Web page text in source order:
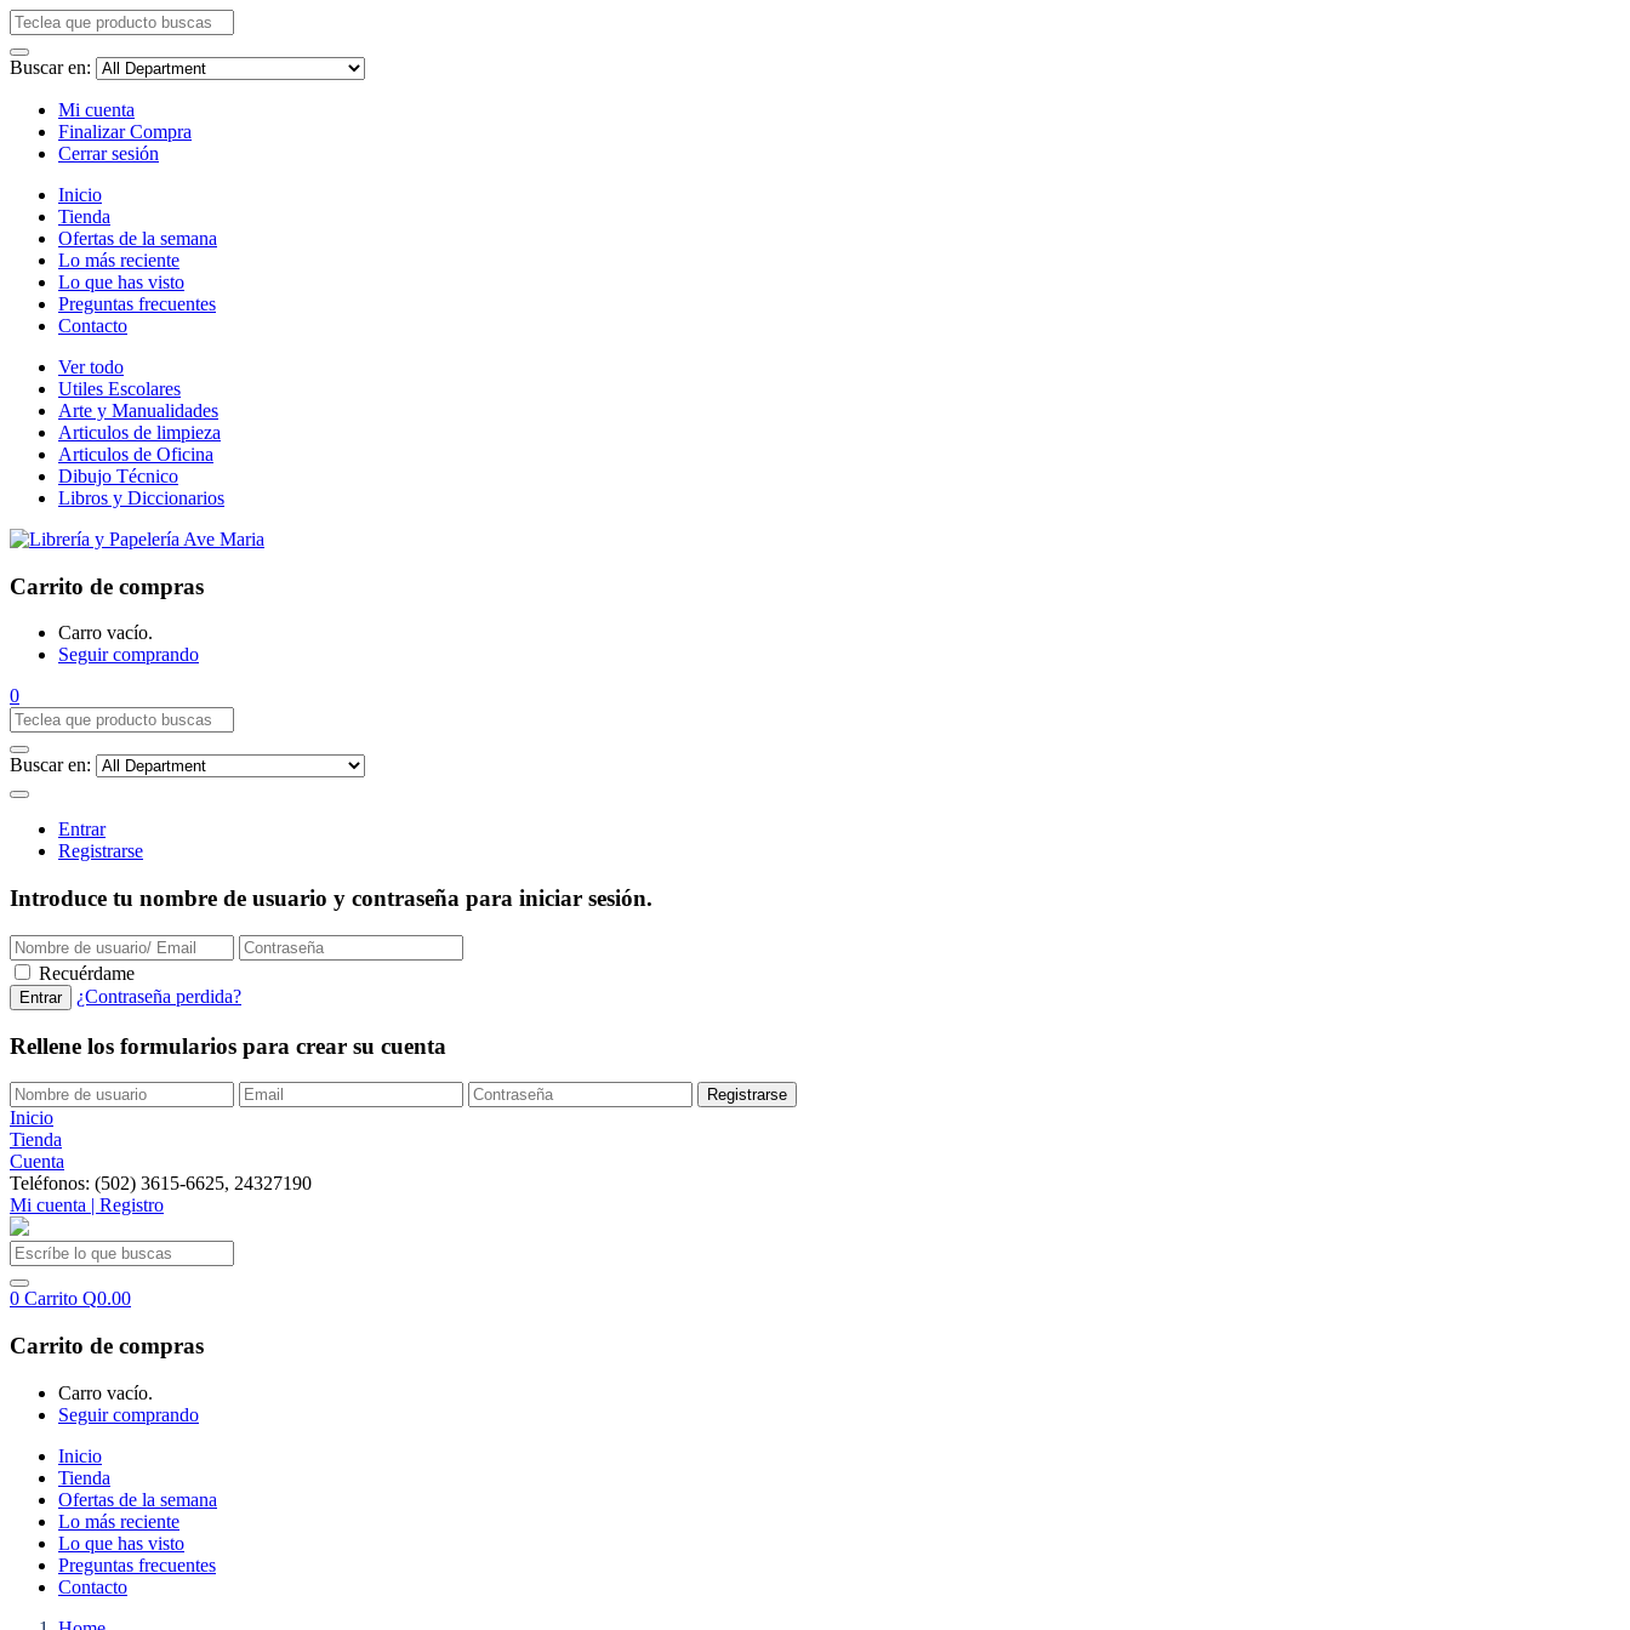
Buscar en:
Mi cuenta
Finalizar Compra
Cerrar sesión
Inicio
Tienda
Ofertas de la semana
Lo más reciente
Lo que has visto
Preguntas frecuentes
Contacto
Ver todo
Utiles Escolares
Arte y Manualidades
Articulos de limpieza
Articulos de Oficina
Dibujo Técnico
Libros y Diccionarios
Carrito de compras
Carro vacío.
Seguir comprando
0
Buscar en:
Entrar
Registrarse
Introduce tu nombre de usuario y contraseña para iniciar sesión.
Recuérdame
¿Contraseña perdida?
Rellene los formularios para crear su cuenta
Inicio
Tienda
Cuenta
Teléfonos: (502) 3615-6625, 24327190
Mi cuenta | Registro
0 Carrito Q0.00
Carrito de compras
Carro vacío.
Seguir comprando
Inicio
Tienda
Ofertas de la semana
Lo más reciente
Lo que has visto
Preguntas frecuentes
Contacto